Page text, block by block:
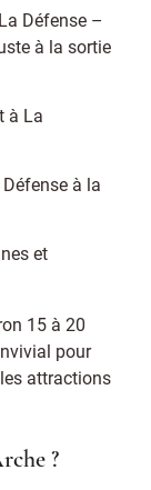
Défense –
à la sortie
à La
à la
et
15 à 20
pour
attractions
?